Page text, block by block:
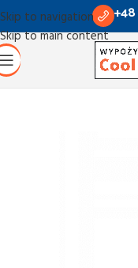
Skip to navigation
Skip to main content
+48